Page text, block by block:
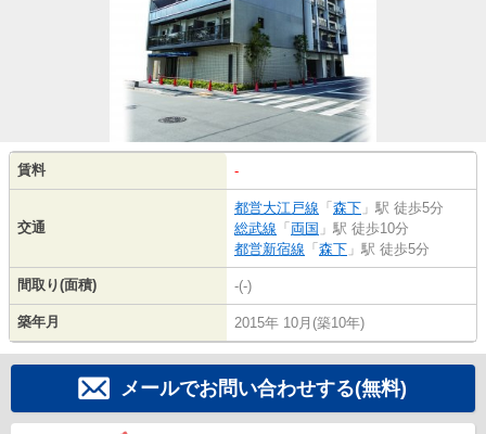
賃料 -
交通
都営大江戸線 「 森下 」駅 徒歩5分
総武線 「 両国 」駅 徒歩10分
都営新宿線 「 森下 」駅 徒歩5分
間取り(面積) -(-)
築年月 2015年 10月(築10年)
メールでお問い合わせする(無料)